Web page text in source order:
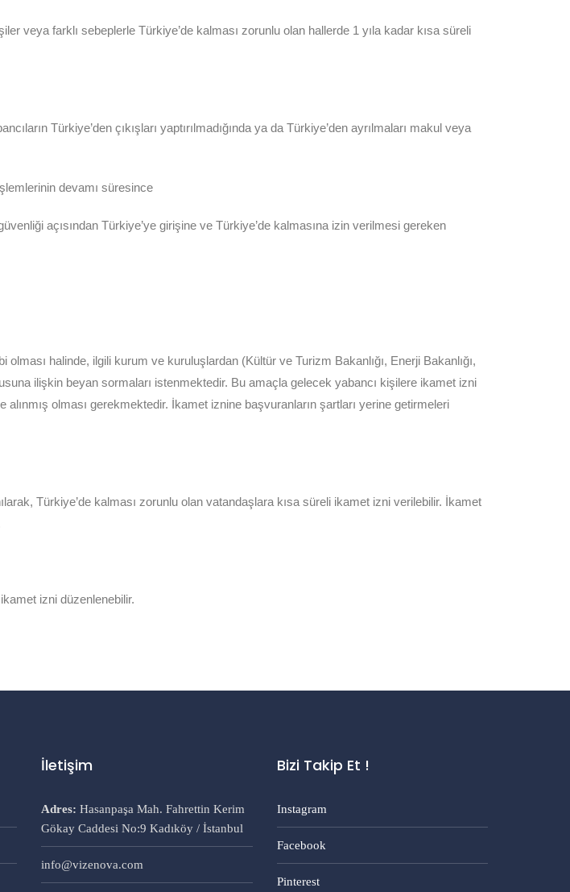
veya farklı sebeplerle Türkiye’de kalması zorunlu olan hallerde 1 yıla kadar kısa süreli
Türkiye’den çıkışları yaptırılmadığında ya da Türkiye’den ayrılmaları makul veya
devamı süresince
açısından Türkiye’ye girişine ve Türkiye’de kalmasına izin verilmesi gereken
halinde, ilgili kurum ve kuruluşlardan (Kültür ve Turizm Bakanlığı, Enerji Bakanlığı,
ilişkin beyan sormaları istenmektedir. Bu amaçla gelecek yabancı kişilere ikamet izni
olması gerekmektedir. İkamet iznine başvuranların şartları yerine getirmeleri
Türkiye’de kalması zorunlu olan vatandaşlara kısa süreli ikamet izni verilebilir. İkamet
izni düzenlenebilir.
İletişim
Adres: Hasanpaşa Mah. Fahrettin Kerim
Gökay Caddesi No:9 Kadıköy / İstanbul
info@vizenova.com
Bizi Takip Et !
Instagram
Facebook
Pinterest